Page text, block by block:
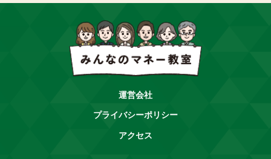
運営会社
プライバシーポリシー
アクセス